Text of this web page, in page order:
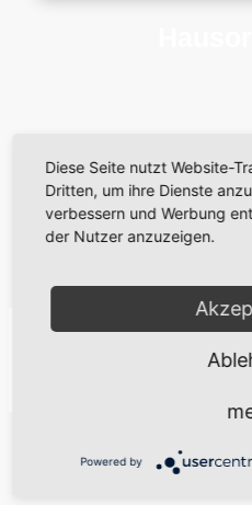
Diese Seite nutzt Website-
Dritten, um ihre Dienste
verbessern und Werbung
der Nutzer anzuzeigen.
Powered by